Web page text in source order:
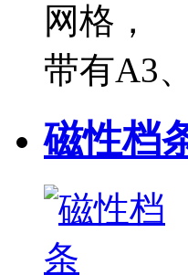
网格，
带有A3
磁性档